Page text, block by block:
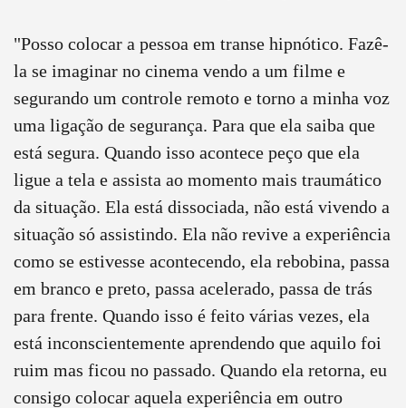
"Posso colocar a pessoa em transe hipnótico. Fazê-
la se imaginar no cinema vendo a um filme e
segurando um controle remoto e torno a minha voz
uma ligação de segurança. Para que ela saiba que
está segura. Quando isso acontece peço que ela
ligue a tela e assista ao momento mais traumático
da situação. Ela está dissociada, não está vivendo a
situação só assistindo. Ela não revive a experiência
como se estivesse acontecendo, ela rebobina, passa
em branco e preto, passa acelerado, passa de trás
para frente. Quando isso é feito várias vezes, ela
está inconscientemente aprendendo que aquilo foi
ruim mas ficou no passado. Quando ela retorna, eu
consigo colocar aquela experiência em outro